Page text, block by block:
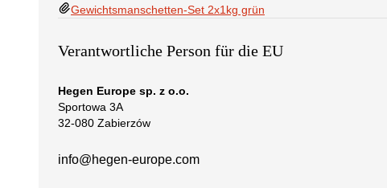
Gewichtsmanschetten-Set 2x1kg grün
Verantwortliche Person für die EU
Hegen Europe sp. z o.o.
Sportowa 3A
32-080 Zabierzów
info@hegen-europe.com